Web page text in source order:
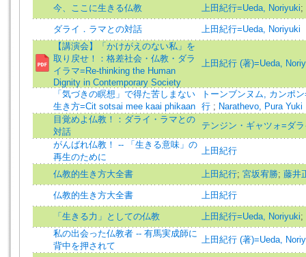
今、ここに生きる仏教 上田紀行=Ueda, Noriyuki;
ダライ．ラマとの対話
上田紀行=Ueda, Noriyuki
【講演会】「かけがえのない私」を
取り戻せ！：格差社会・仏教・ダラ
イラマ=Re-thinking the Human
Dignity in Contemporary Society
上田紀行 (著)=Ueda,
「気づきの瞑想」で得た苦しまない
生き方=Cit sotsai mee kaai phikaan
トーンブンヌム, カンポ
行 ; Narathevo, Pura Yuki
目覚めよ仏教！：ダライ・ラマとの
対話
テンジン・ギャツォ=ダ
がんばれ仏教！ -- 「生きる意味」の
再生のために
上田紀行
仏教的生き方大全書 上田紀行; 宮坂宥勝; 藤井
仏教的生き方大全書 上田紀行
「生きる力」としての仏教 上田紀行=Ueda, Noriyuki;
私の出会った仏教者 -- 有馬実成師に
背中を押されて
上田紀行 (著)=Ueda,